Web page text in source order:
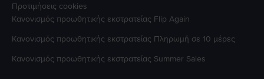
Προτιμήσεις cookies
Κανονισμός προωθητικής εκστρατείας Flip Again
Κανονισμός προωθητικής εκστρατείας Πληρωμή σε 10 μέρες
Κανονισμός προωθητικής εκστρατείας Summer Sales